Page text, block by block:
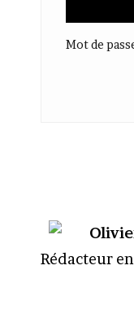
Mot de
Rédacteur